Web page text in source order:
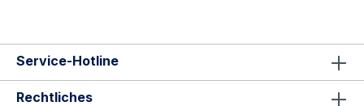
Service-Hotline
Rechtliches